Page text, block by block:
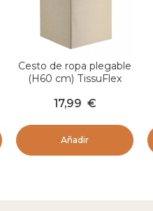
Cesto de ropa plegable
(H60 cm) TissuFlex
17,99 €
Añadir